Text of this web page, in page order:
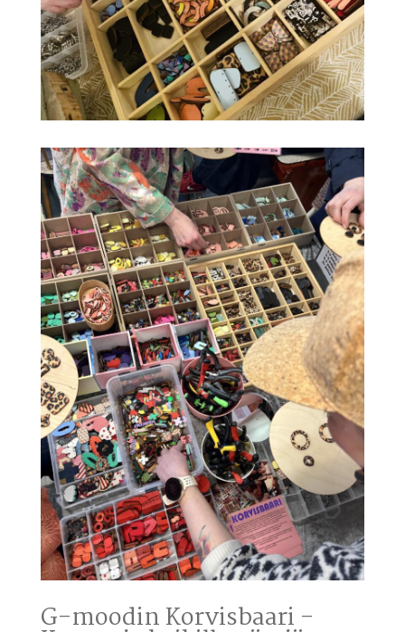
G-moodin Korvisbaari -